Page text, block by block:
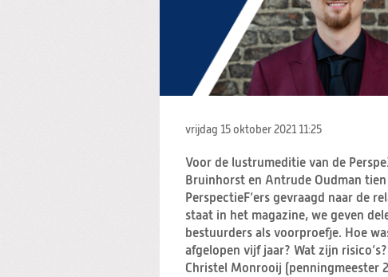
vrijdag 15 oktober 2021 11:25
Voor de lustrumeditie van de
Bruinhorst en Antrude Oudman
PerspectieF’ers gevraagd naar de
staat in het magazine, we geven
bestuurders als voorproefje. Hoe
afgelopen vijf jaar? Wat zijn
Christel Monrooij (penningmeester